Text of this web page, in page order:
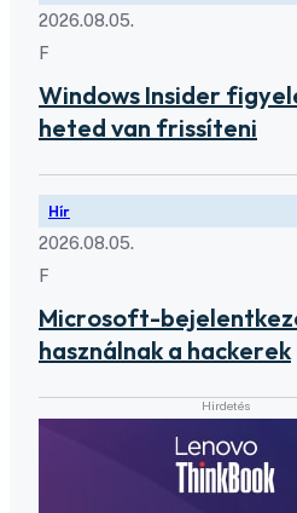
2026.08.05.
F
Windows Insider
heted van frissíteni
Hír
2026.08.05.
F
Microsoft-
használnak a hackerek